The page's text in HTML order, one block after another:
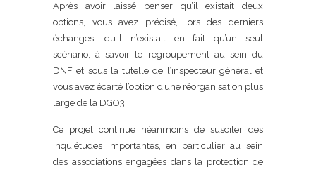
Après avoir laissé penser qu’il existait deux
options, vous avez précisé, lors des derniers
échanges, qu’il n’existait en fait qu’un seul
scénario, à savoir le regroupement au sein du
DNF et sous la tutelle de l’inspecteur général et
vous avez écarté l’option d’une réorganisation plus
large de la DGO3.
Ce projet continue néanmoins de susciter des
inquiétudes importantes, en particulier au sein
des associations engagées dans la protection de